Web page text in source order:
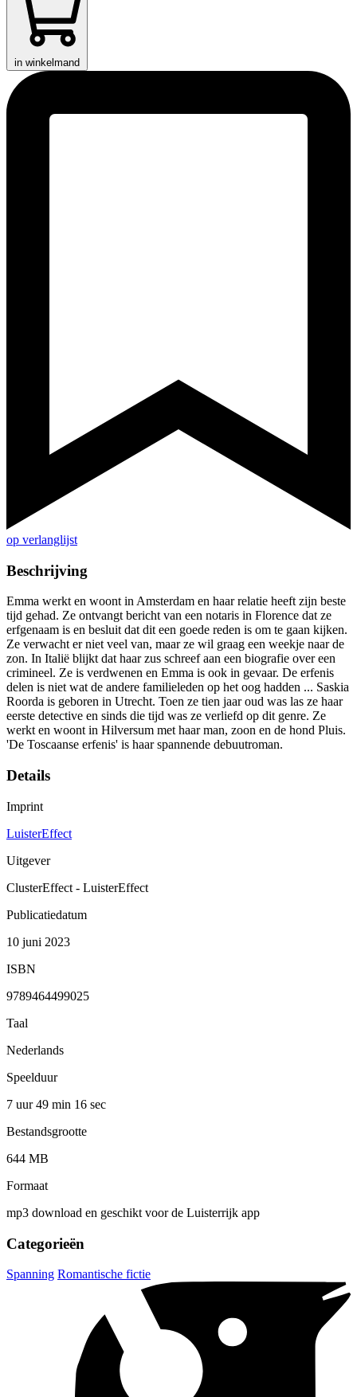
in winkelmand
op verlanglijst
Beschrijving
Emma werkt en woont in Amsterdam en haar relatie heeft zijn beste
tijd gehad. Ze ontvangt bericht van een notaris in Florence dat ze
erfgenaam is en besluit dat dit een goede reden is om te gaan kijken.
Ze verwacht er niet veel van, maar ze wil graag een weekje naar de
zon. In Italië blijkt dat haar zus schreef aan een biografie over een
crimineel. Ze is verdwenen en Emma is ook in gevaar. De erfenis
delen is niet wat de andere familieleden op het oog hadden ... Saskia
Roorda is geboren in Utrecht. Toen ze tien jaar oud was las ze haar
eerste detective en sinds die tijd was ze verliefd op dit genre. Ze
werkt en woont in Hilversum met haar man, zoon en de hond Pluis.
'De Toscaanse erfenis' is haar spannende debuutroman.
Details
Imprint
LuisterEffect
Uitgever
ClusterEffect - LuisterEffect
Publicatiedatum
10 juni 2023
ISBN
9789464499025
Taal
Nederlands
Speelduur
7 uur 49 min 16 sec
Bestandsgrootte
644 MB
Formaat
mp3 download en geschikt voor de Luisterrijk app
Categorieën
Spanning Romantische fictie